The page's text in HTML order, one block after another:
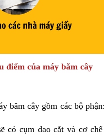
điểm của máy băm cây
băm cây gồm các bộ
có cụm dao cắt và cơ